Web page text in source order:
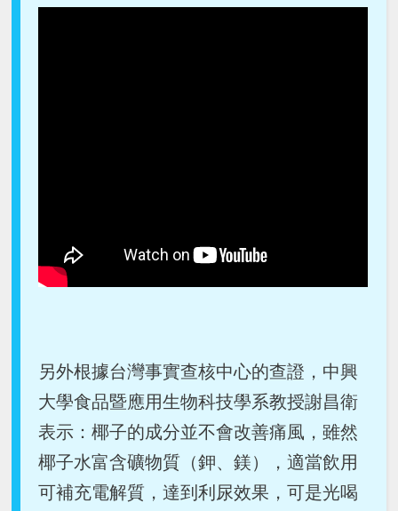
另外根據台灣事實查核中心的查證，中興
大學食品暨應用生物科技學系教授謝昌衛
表示：椰子的成分並不會改善痛風，雖然
椰子水富含礦物質（鉀、鎂），適當飲用
可補充電解質，達到利尿效果，可是光喝